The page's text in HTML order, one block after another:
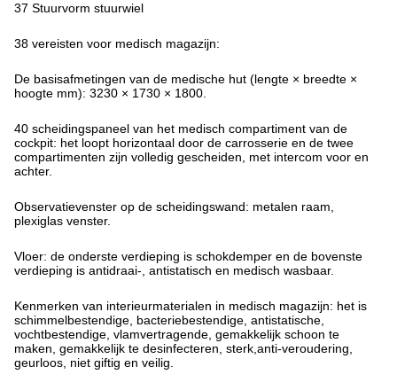
37 Stuurvorm stuurwiel
38 vereisten voor medisch magazijn:
De basisafmetingen van de medische hut (lengte × breedte ×
hoogte mm): 3230 × 1730 × 1800.
40 scheidingspaneel van het medisch compartiment van de
cockpit: het loopt horizontaal door de carrosserie en de twee
compartimenten zijn volledig gescheiden, met intercom voor en
achter.
Observatievenster op de scheidingswand: metalen raam,
plexiglas venster.
Vloer: de onderste verdieping is schokdemper en de bovenste
verdieping is antidraai-, antistatisch en medisch wasbaar.
Kenmerken van interieurmaterialen in medisch magazijn: het is
schimmelbestendige, bacteriebestendige, antistatische,
vochtbestendige, vlamvertragende, gemakkelijk schoon te
maken, gemakkelijk te desinfecteren, sterk,anti-veroudering,
geurloos, niet giftig en veilig.